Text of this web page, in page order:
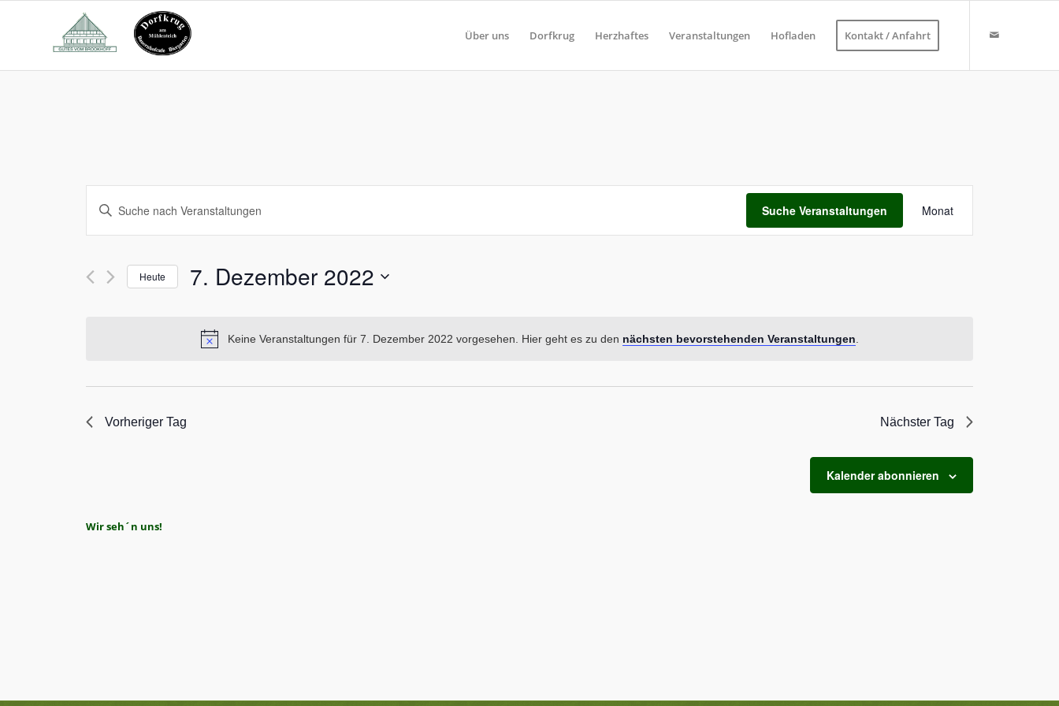
Über uns Dorfkrug Herzhaftes Veranstaltungen Hofladen Kontakt / Anfahrt
Keine Veranstaltungen für 7. Dezember 2022 vorgesehen. Hier geht es zu den nächsten bevorstehenden Veranstaltungen
Veranstaltungen
Suche
und
Ansichten,
Navigation
Bitte
Schlüsselwort
eingeben.
nach
Veranstaltungen
Suche Veranstaltungen
Ansichten-
Monat
Heute 7. Dezember 2022
Vorheriger Tag Nächster Tag
Kalender abonnieren
Wir seh´n uns!